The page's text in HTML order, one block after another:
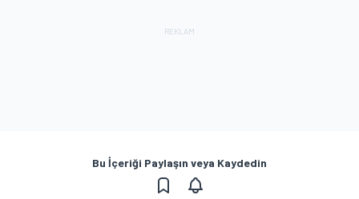
Bu İçeriği Paylaşın veya Kaydedin